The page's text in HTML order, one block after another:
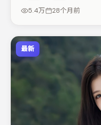
应，适合喜欢抠台词与
5.4万 28个月前
最新